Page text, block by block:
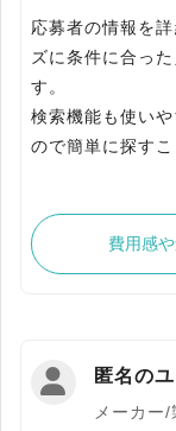
応募者の情報を
ズに条件に合っ
す。
検索機能も使い
費用感
匿名の
メーカー/